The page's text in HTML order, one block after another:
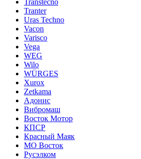
Transtecno
Tranter
Uras Techno
Vacon
Varisco
Vega
WEG
Wilo
WÜRGES
Xurox
Zetkama
Адонис
Вибромаш
Восток Мотор
КПСР
Красный Маяк
МО Восток
Русэлком